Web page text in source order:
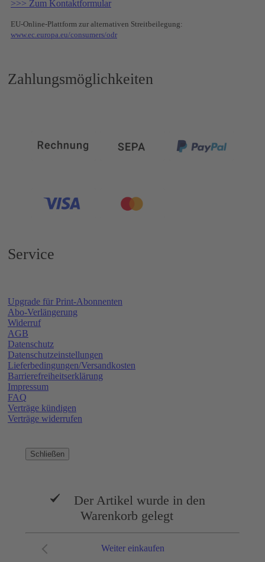
>>> Zum Kontaktformular
EU-Online-Plattform zur alternativen Streitbeilegung:
www.ec.europa.eu/consumers/odr
Zahlungsmöglichkeiten
Service
Upgrade für Print-Abonnenten
Abo-Verlängerung
Widerruf
AGB
Datenschutz
Datenschutzeinstellungen
Lieferbedingungen/Versandkosten
Barrierefreiheitserklärung
Impressum
FAQ
Verträge kündigen
Verträge widerrufen
Schließen
Der Artikel wurde in den
Warenkorb gelegt
Weiter einkaufen